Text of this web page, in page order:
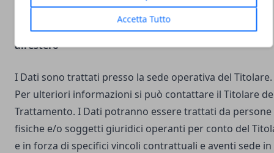
Accetta Tutto
Luogo del Trattamento e trasferimento dei Dati
all’estero
I Dati sono trattati presso la sede operativa del Titolare.
Per ulteriori informazioni si può contattare il Titolare
Trattamento. I Dati potranno essere trattati da persone
fisiche e/o soggetti giuridici operanti per conto del
e in forza di specifici vincoli contrattuali e aventi sede in